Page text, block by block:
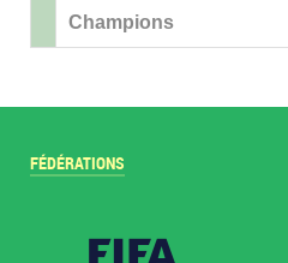
Champions
FÉDÉRATIONS